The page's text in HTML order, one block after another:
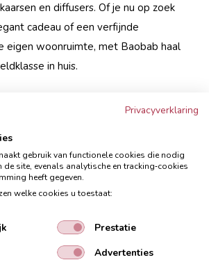
en diffusers. Of je nu op zoek
cadeau of een verfijnde
eigen woonruimte, met Baobab haal
in huis.
van woontrends,
acties!
stylingtips en de beste
direct in je inbox.
Privacyverklaring
gebruik van functionele cookies die nodig
site, evenals analytische en tracking‑cookies
heeft gegeven.
welke cookies u toestaat:
Prestatie
Advertenties